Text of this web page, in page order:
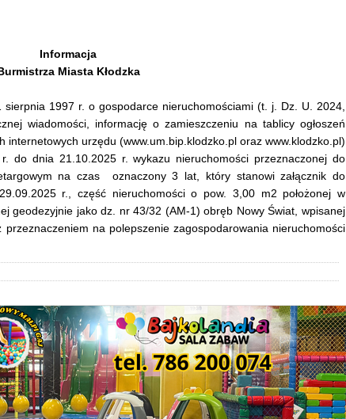
Informacja
Miasta Kłodzka
1997 r. o gospodarce nieruchomościami (t. j. Dz. U. 2024,
wiadomości, informację o zamieszczeniu na tablicy ogłoszeń
internetowych urzędu (www.um.bip.klodzko.pl oraz www.klodzko.pl)
do dnia 21.10.2025 r. wykazu nieruchomości przeznaczonej do
na czas oznaczony 3 lat, który stanowi załącznik do
r., część nieruchomości o pow. 3,00 m2 położonej w
geodezyjnie jako dz. nr 43/32 (AM-1) obręb Nowy Świat, wpisanej
na polepszenie zagospodarowania nieruchomości